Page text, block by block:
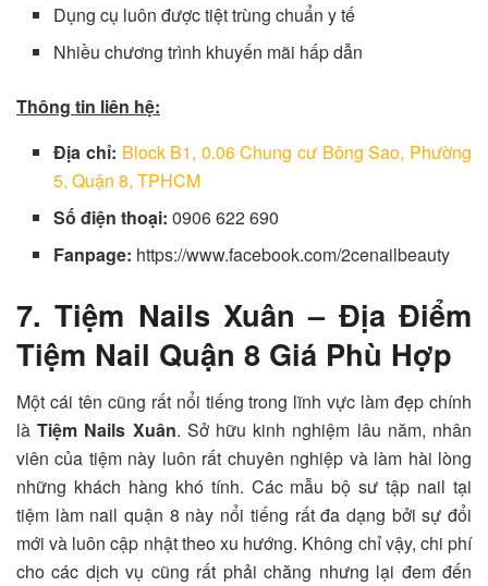
Dụng cụ luôn được tiệt trùng chuẩn y tế
Nhiều chương trình khuyến mãi hấp dẫn
Thông tin liên hệ:
Địa chỉ: Block B1, 0.06 Chung cư Bông Sao, Phường
5, Quận 8, TPHCM
Số điện thoại: 0906 622 690
Fanpage: https://www.facebook.com/2cenailbeauty
7. Tiệm Nails Xuân – Địa Điểm
Tiệm Nail Quận 8 Giá Phù Hợp
Một cái tên cũng rất nổi tiếng trong lĩnh vực làm đẹp chính
là Tiệm Nails Xuân. Sở hữu kinh nghiệm lâu năm, nhân
viên của tiệm này luôn rất chuyên nghiệp và làm hài lòng
những khách hàng khó tính. Các mẫu bộ sư tập nail tại
tiệm làm nail quận 8 này nổi tiếng rất đa dạng bởi sự đổi
mới và luôn cập nhật theo xu hướng. Không chỉ vậy, chi phí
cho các dịch vụ cũng rất phải chăng nhưng lại đem đến